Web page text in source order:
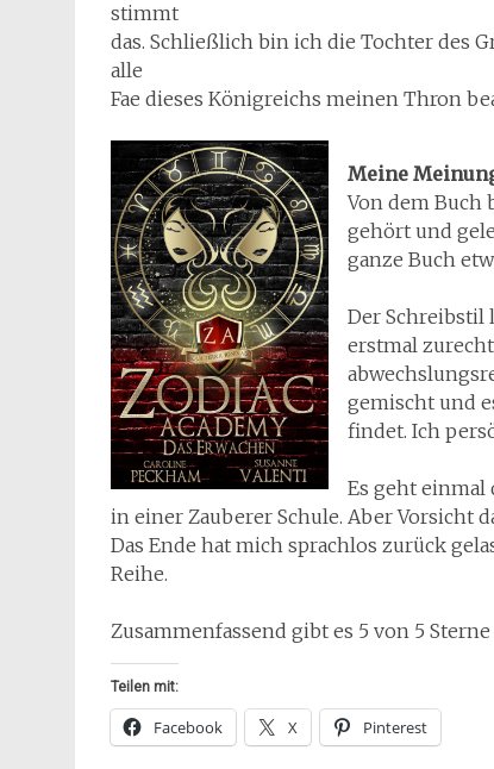
stimmt
das. Schließlich bin ich die Tochter des
alle
Fae dieses Königreichs meinen Thron
Meine
Von dem Buch
gehört und
ganze Buch
Der Schreibstil
erstmal
gemischt und
findet. Ich
Es geht einmal
in einer Zauberer Schule. Aber Vorsicht
Das Ende hat mich sprachlos zurück
Reihe.
Zusammenfassend gibt es 5 von 5
Teilen mit:
Facebook X Pinterest